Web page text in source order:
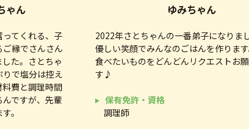
ゃん
てくれる、子
縁でさんさん
た。さとちゃ
で塩分は控え
費と調理時間
ですが、先輩
。
ゆみちゃん
2022年さとちゃんの一番弟子になりま
優しい笑顔でみんなのごはんを作ります
食べたいものをどんどんリクエストお
す♪
保有免許・資格
調理師